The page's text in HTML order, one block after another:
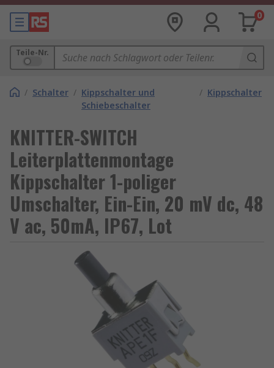
0
Teile-Nr.
/ Schalter / Kippschalter und
Schiebeschalter
/ Kippschalter
KNITTER-SWITCH
Leiterplattenmontage
Kippschalter 1-poliger
Umschalter, Ein-Ein, 20 mV dc, 48
V ac, 50mA, IP67, Lot